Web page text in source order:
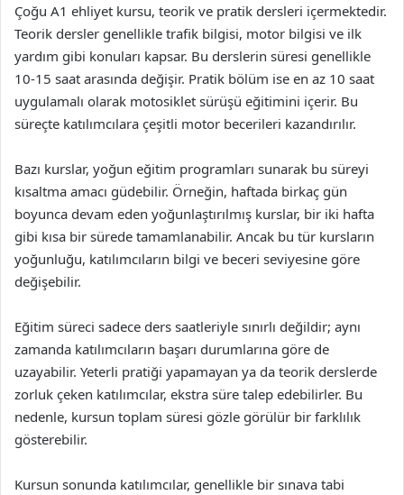
Çoğu A1 ehliyet kursu, teorik ve pratik dersleri içermektedir.
Teorik dersler genellikle trafik bilgisi, motor bilgisi ve ilk
yardım gibi konuları kapsar. Bu derslerin süresi genellikle
10-15 saat arasında değişir. Pratik bölüm ise en az 10 saat
uygulamalı olarak motosiklet sürüşü eğitimini içerir. Bu
süreçte katılımcılara çeşitli motor becerileri kazandırılır.
Bazı kurslar, yoğun eğitim programları sunarak bu süreyi
kısaltma amacı güdebilir. Örneğin, haftada birkaç gün
boyunca devam eden yoğunlaştırılmış kurslar, bir iki hafta
gibi kısa bir sürede tamamlanabilir. Ancak bu tür kursların
yoğunluğu, katılımcıların bilgi ve beceri seviyesine göre
değişebilir.
Eğitim süreci sadece ders saatleriyle sınırlı değildir; aynı
zamanda katılımcıların başarı durumlarına göre de
uzayabilir. Yeterli pratiği yapamayan ya da teorik derslerde
zorluk çeken katılımcılar, ekstra süre talep edebilirler. Bu
nedenle, kursun toplam süresi gözle görülür bir farklılık
gösterebilir.
Kursun sonunda katılımcılar, genellikle bir sınava tabi